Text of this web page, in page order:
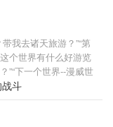
是拥有“普通”变异武
人天赋，一次又一次
次让家族和整个武魂
我去诸天旅游？”“第
个世界有什么好游览
”“下一个世界--漫威世
先去托尼斯塔克工业
纪念馆参观浏览
斗